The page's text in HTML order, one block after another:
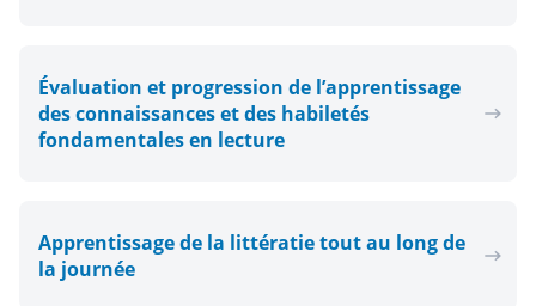
Évaluation et progression de l’apprentissage
des connaissances et des habiletés
fondamentales en lecture
Apprentissage de la littératie tout au long de
la journée